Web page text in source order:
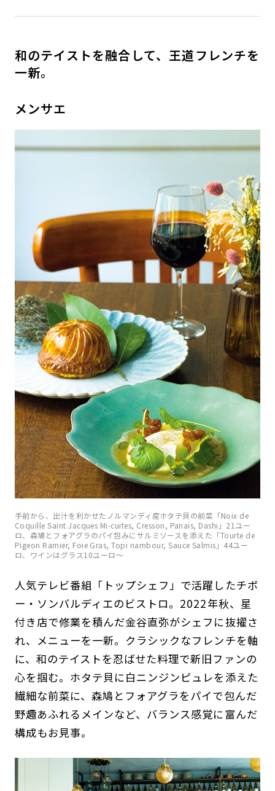
和のテイストを融合して、王道フレンチを
一新。
メンサエ
手前から、出汁を利かせたノルマンディ産ホタテ貝の前菜「Noix de
Coquille Saint Jacques Mi-cuites, Cresson, Panais, Dashi」21ユー
ロ、森鳩とフォアグラのパイ包みにサルミソースを添えた「Tourte de
Pigeon Ramier, Foie Gras, Topi nambour, Sauce Salmis」44ユー
ロ、ワインはグラス10ユーロ〜
人気テレビ番組「トップシェフ」で活躍したチボ
ー・ソンバルディエのビストロ。2022年秋、星
付き店で修業を積んだ金谷直弥がシェフに抜擢さ
れ、メニューを一新。クラシックなフレンチを軸
に、和のテイストを忍ばせた料理で新旧ファンの
心を掴む。ホタテ貝に白ニンジンピュレを添えた
繊細な前菜に、森鳩とフォアグラをパイで包んだ
野趣あふれるメインなど、バランス感覚に富んだ
構成もお見事。